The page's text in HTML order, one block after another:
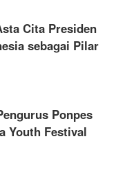
Cita Presiden
sebagai Pilar
Ponpes
Youth Festival